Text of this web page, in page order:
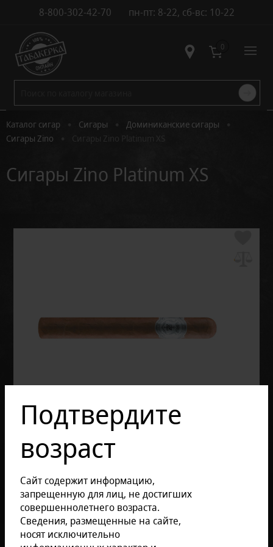
8-800-302-42-70 пн-пт: 8-22, сб-вс: 10-22
Контакты 0
Каталог сигар Сигары Доминиканские сигары
Сигары Zino
Сигары Zino Platinum XS
Подтвердите
возраст
Сайт содержит информацию,
запрещенную для лиц, не достигших
совершеннолетнего возраста.
Сведения, размещенные на сайте,
носят исключительно
Отзывов: 0